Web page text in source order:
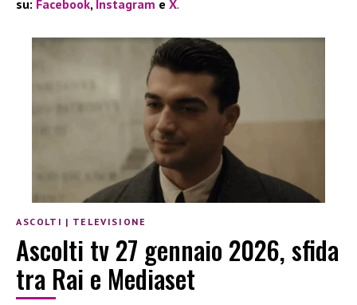
su: Facebook, Instagram e X.
ASCOLTI | TELEVISIONE
Ascolti tv 27 gennaio 2026, sfida
tra Rai e Mediaset